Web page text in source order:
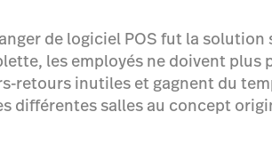
de logiciel POS fut la
les employés ne doivent
retours inutiles et gagnent du
différentes salles au concept